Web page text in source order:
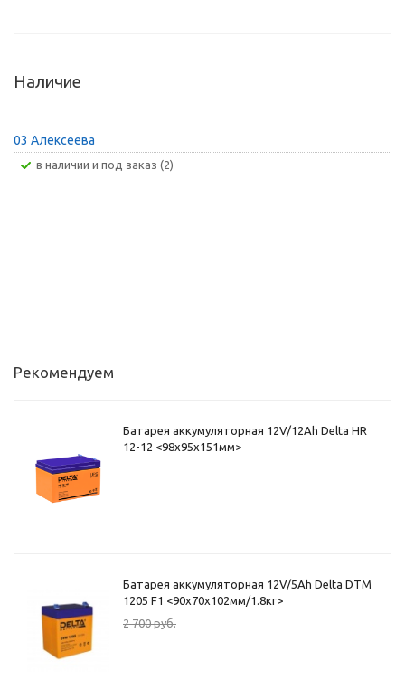
Наличие
03 Алексеева
В наличии и под заказ (2)
Рекомендуем
Батарея аккумуляторная 12V/12Ah Delta HR
12-12 <98x95x151мм>
Батарея аккумуляторная 12V/5Ah Delta DTM
1205 F1 <90x70x102мм/1.8кг>
2 700руб.